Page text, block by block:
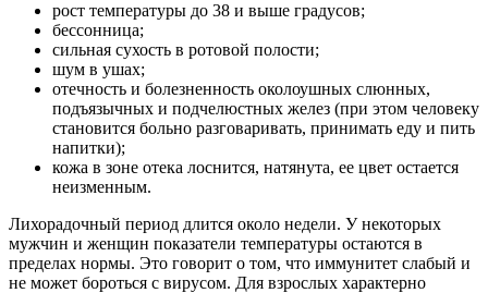
рост температуры до 38 и выше градусов;
бессонница;
сильная сухость в ротовой полости;
шум в ушах;
отечность и болезненность околоушных слюнных,
подъязычных и подчелюстных желез (при этом человеку
становится больно разговаривать, принимать еду и пить
напитки);
кожа в зоне отека лоснится, натянута, ее цвет остается
неизменным.
Лихорадочный период длится около недели. У некоторых
мужчин и женщин показатели температуры остаются в
пределах нормы. Это говорит о том, что иммунитет слабый и
не может бороться с вирусом. Для взрослых характерно